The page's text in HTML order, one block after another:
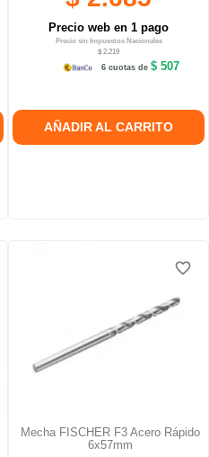
Precio web en 1 pago
Precio sin Impuestos Nacionales
$ 2.219
6 cuotas de$ 507
AÑADIR AL CARRITO
Mecha FISCHER F3 Acero Rápido
6x57mm
favorite_border
favorite_border